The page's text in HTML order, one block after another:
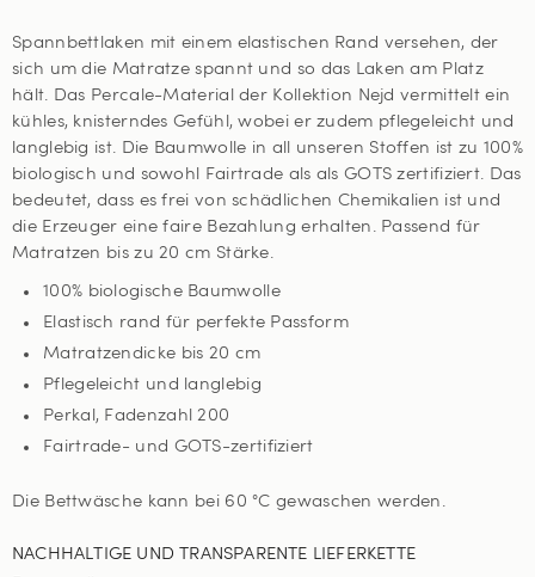
Spannbettlaken mit einem elastischen Rand versehen, der
sich um die Matratze spannt und so das Laken am Platz
hält. Das Percale-Material der Kollektion Nejd vermittelt ein
kühles, knisterndes Gefühl, wobei er zudem pflegeleicht und
langlebig ist. Die Baumwolle in all unseren Stoffen ist zu 100%
biologisch und sowohl Fairtrade als als GOTS zertifiziert. Das
bedeutet, dass es frei von schädlichen Chemikalien ist und
die Erzeuger eine faire Bezahlung erhalten. Passend für
Matratzen bis zu 20 cm Stärke.
100% biologische Baumwolle
Elastisch rand für perfekte Passform
Matratzendicke bis 20 cm
Pflegeleicht und langlebig
Perkal, Fadenzahl 200
Fairtrade- und GOTS-zertifiziert
Die Bettwäsche kann bei 60 °C gewaschen werden.
NACHHALTIGE UND TRANSPARENTE LIEFERKETTE